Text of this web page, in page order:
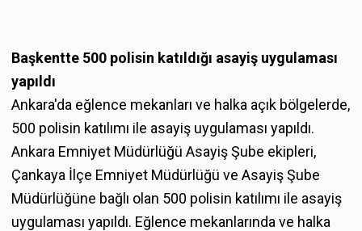
Başkentte 500 polisin katıldığı asayiş uygulaması
yapıldı
Ankara'da eğlence mekanları ve halka açık bölgelerde,
500 polisin katılımı ile asayiş uygulaması yapıldı.
Ankara Emniyet Müdürlüğü Asayiş Şube ekipleri,
Çankaya İlçe Emniyet Müdürlüğü ve Asayiş Şube
Müdürlüğüne bağlı olan 500 polisin katılımı ile asayiş
uygulaması yapıldı. Eğlence mekanlarında ve halka